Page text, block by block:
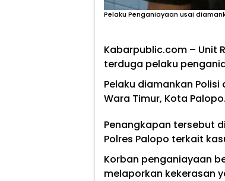
Pelaku Penganiayaan usai
Kabarpublic.com – Unit
terduga pelaku
Pelaku diamankan
Wara Timur, Kota Palopo.
Penangkapan tersebut
Polres Palopo terkait
Korban penganiayaan
melaporkan kekerasan